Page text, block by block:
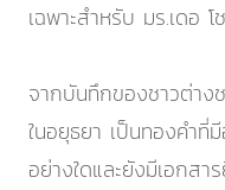
เฉพาะสำหรับ มร.เดอ โ
จากบันทึกของชาวต่าง
ในอยุธยา เป็นทองคำที่
อย่างใดและยังมีเอกส